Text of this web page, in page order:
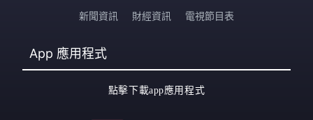
新聞資訊 財經資訊 電視節目表
App 應用程式
點擊下載app應用程式